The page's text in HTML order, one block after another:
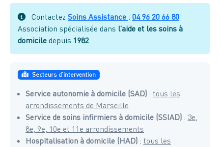
Contactez Soins Assistance : 04 96 20 66 80
Association spécialisée dans l’aide et les soins à
domicile depuis 1982
Secteurs d’intervention
Service autonomie à domicile (SAD) : tous les
arrondissements de Marseille
Service de soins infirmiers à domicile (SSIAD) : 3e,
8e, 9e, 10e et 11e arrondissements
Hospitalisation à domicile (HAD) : tous les